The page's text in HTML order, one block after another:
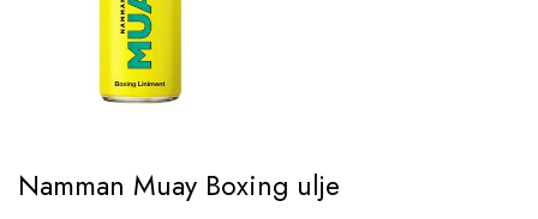
Namman Muay Boxing ulje